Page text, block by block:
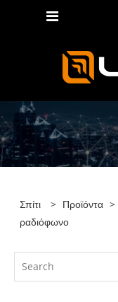
Σπίτι > Προϊόντα >
ραδιόφωνο